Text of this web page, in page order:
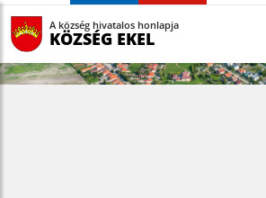
A község hivatalos honlapja
KÖZSÉG EKEL